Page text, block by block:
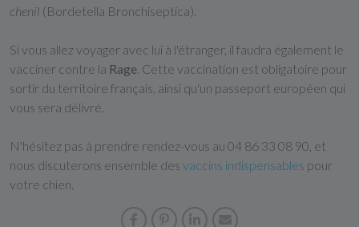
chenil (Bordetella Bronchiseptica).
Si vous allez voyager avec lui à l'étranger, il faudra également le
vacciner contre la Rage . Cette vaccination est obligatoire pour
sortir du territoire français, ainsi qu'un passeport européen qui
vous sera délivré.
N'hésitez pas à prendre rendez-vous au 04 86 33 08 90, et
nous discuterons ensemble des vaccins indispensables pour
votre chien.